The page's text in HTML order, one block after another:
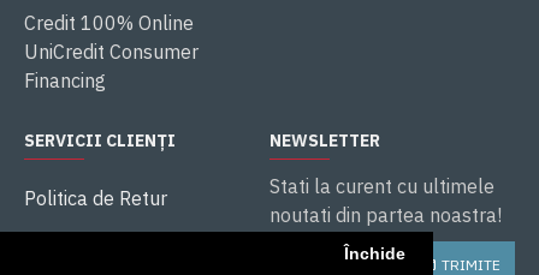
Închide
Credit 100% Online
UniCredit Consumer
Financing
SERVICII CLIENȚI
Politica de Retur
ANPC
NEWSLETTER
Stati la curent cu ultimele
noutati din partea noastra!
TRIMITE